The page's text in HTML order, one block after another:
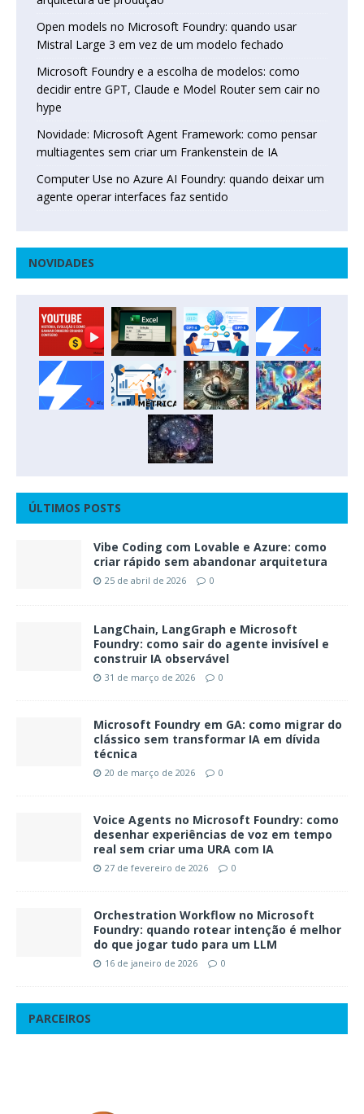
Open models no Microsoft Foundry: quando usar
Mistral Large 3 em vez de um modelo fechado
Microsoft Foundry e a escolha de modelos: como
decidir entre GPT, Claude e Model Router sem cair no
hype
Novidade: Microsoft Agent Framework: como pensar
multiagentes sem criar um Frankenstein de IA
Computer Use no Azure AI Foundry: quando deixar um
agente operar interfaces faz sentido
NOVIDADES
ÚLTIMOS POSTS
Vibe Coding com Lovable e Azure: como
criar rápido sem abandonar arquitetura
25 de abril de 2026 0
LangChain, LangGraph e Microsoft
Foundry: como sair do agente invisível e
construir IA observável
31 de março de 2026 0
Microsoft Foundry em GA: como migrar do
clássico sem transformar IA em dívida
técnica
20 de março de 2026 0
Voice Agents no Microsoft Foundry: como
desenhar experiências de voz em tempo
real sem criar uma URA com IA
27 de fevereiro de 2026 0
Orchestration Workflow no Microsoft
Foundry: quando rotear intenção é melhor
do que jogar tudo para um LLM
16 de janeiro de 2026 0
PARCEIROS